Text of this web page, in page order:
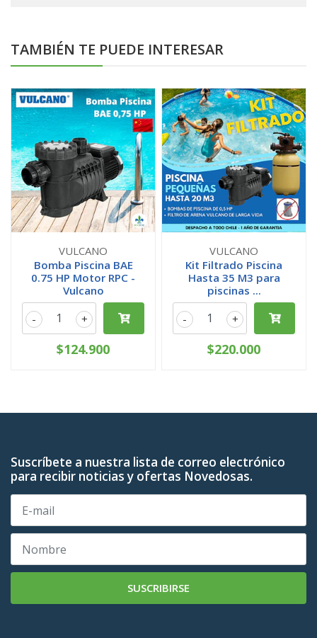
TAMBIÉN TE PUEDE INTERESAR
VULCANO
Bomba Piscina BAE
0.75 HP Motor RPC -
Vulcano
+
-
$124.900
VULCANO
Kit Filtrado Piscina
Hasta 35 M3 para
piscinas ...
+
-
$220.000
Suscríbete a nuestra lista de correo electrónico
para recibir noticias y ofertas Novedosas.
SUSCRIBIRSE